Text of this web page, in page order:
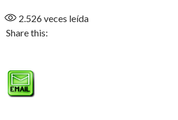
2.526veces leída
Share this: